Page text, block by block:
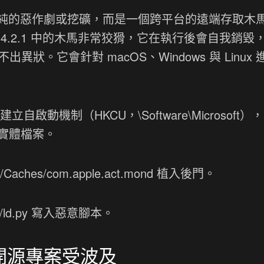
的惡作劇或挖礦，而是一個跨平台的遠端存取木
中的木馬非常狡猾，它在執行後會自我銷毀
出異狀。它會針對 macOS、Windows 與 Linux
立自啟動機制（HKCU，\Software\Microsoft）
體檔案。
com.apple.act.mond 植入後門。
寫入惡意腳本。
專案受波及